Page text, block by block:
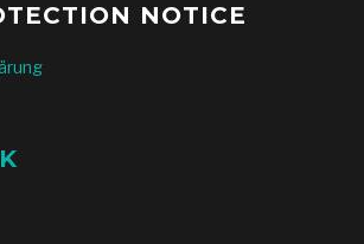
NOTICE